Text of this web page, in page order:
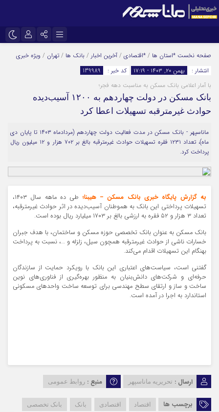
اینستاگرام تلگرام
سروش ایتا
آپارات
نام کاربری یا نشانی ایمیل
رمز عبور
مرا به خاطر بسپار
صفحه نخست *استان ها / *اقتصادی / آخرین اخبار / بانک ها / تهران / ویژه خبری
انتشار :
بهمن ۲۰, ۱۴۰۳ - ۱۷:۱۹ کد خبر :
139989
با آمار اعلامی بانک مسکن به مناسبت دهه فجر؛
بانک مسکن در دولت چهاردهم به ۱۲۰۰ آسیب‌دیده
حوادث غیرمترقبه تسهیلات اعطا کرد
ماناسپهر - بانک مسکن در مدت فعالیت دولت چهاردهم (مردادماه ۱۴۰۳ تا پایان دی
ماه)، تعداد ۱۲۳۱ فقره تسهیلات حوادث غیرمترقبه بالغ بر ۷۰۲ هزار و ۱۲ میلیون ریال
پرداخت کرد.
به گزارش پایگاه خبری بانک مسکن – هیبنا؛
طی ده ماهه سال ۱۴۰۳،
تسهیلات پرداختی این بانک به هموطنان آسیب‌دیده در اثر حوادث غیرمترقبه،
تعداد ۳ هزار و ۵۲ فقره به ارزشی بالغ بر ۱۷۰۳ میلیارد ریال بوده است.
بانک مسکن به عنوان بانک تخصصی حوزه مسکن و ساختمان، با هدف جبران
خسارات ناشی از حوادث غیرمترقبه همچون سیل، زلزله و …، نسبت به پرداخت
بهنگام این تسهیلات اقدام می‌کند.
گفتنی است، سیاست‌های اعتباری این بانک با رویکرد حمایت از سازندگان
حرفه‌ای و شرکت‌های دانش‌بنیان به منظور بهره‌گیری از فناوری‌های نوین
ساخت و ساز و ارتقای سطح مهندسی برای توسعه ساخت واحدهای مسکونی
استاندارد به اجرا در آمده است.
ارسال : تحریریه ماناسپهر منبع : روابط عمومی
برچسب ها اقتصاد اقتصادی بانک
بانک تخصصی